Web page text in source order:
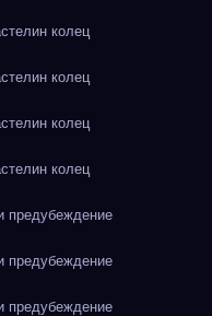
колец
колец
колец
колец
предубеждение
предубеждение
предубеждение